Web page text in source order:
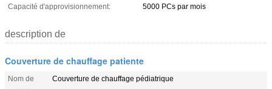
Capacité d'approvisionnement:
5000 PCs par mois
description de
Couverture de chauffage patiente
Nom de
Couverture de chauffage pédiatrique